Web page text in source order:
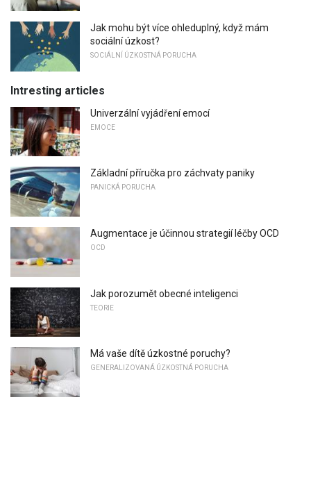
Jak mohu být více ohleduplný, když mám
sociální úzkost?
SOCIÁLNÍ ÚZKOSTNÁ PORUCHA
Intresting articles
Univerzální vyjádření emocí
EMOCE
Základní příručka pro záchvaty paniky
PANICKÁ PORUCHA
Augmentace je účinnou strategií léčby OCD
OCD
Jak porozumět obecné inteligenci
TEORIE
Má vaše dítě úzkostné poruchy?
GENERALIZOVANÁ ÚZKOSTNÁ PORUCHA